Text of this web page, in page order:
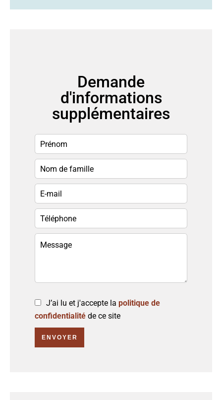
Demande
d'informations
supplémentaires
J’ai lu et j'accepte la politique de
confidentialité de ce site
ENVOYER